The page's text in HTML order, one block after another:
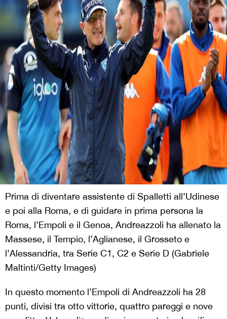
Prima di diventare assistente di Spalletti all’Udinese
e poi alla Roma, e di guidare in prima persona la
Roma, l’Empoli e il Genoa, Andreazzoli ha allenato la
Massese, il Tempio, l’Aglianese, il Grosseto e
l’Alessandria, tra Serie C1, C2 e Serie D (Gabriele
Maltinti/Getty Images)
In questo momento l’Empoli di Andreazzoli ha 28
punti, divisi tra otto vittorie, quattro pareggi e nove